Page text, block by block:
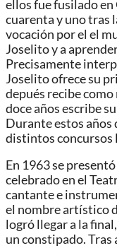
ellos fue fusilado en
cuarenta y uno tras
vocación por el el
Joselito y a
Precisamente
Joselito ofrece su
depués recibe como
doce años escribe
Durante estos años
distintos concursos
En 1963 se
celebrado en el
cantante e
el nombre artístico
logró llegar a la
un constipado. Tras